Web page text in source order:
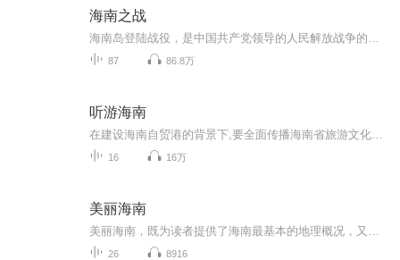
海南之战
87 86.8万
听游海南
16 16万
美丽海南
26 8916